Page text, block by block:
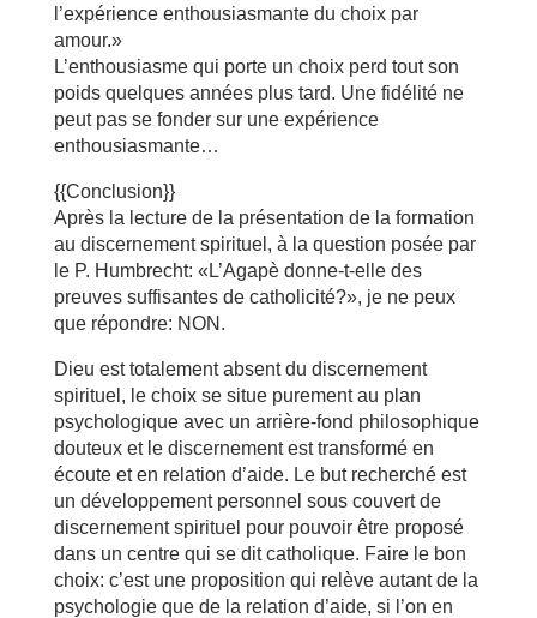
l’expérience enthousiasmante du choix par
amour.»
L’enthousiasme qui porte un choix perd tout son
poids quelques années plus tard. Une fidélité ne
peut pas se fonder sur une expérience
enthousiasmante…
{{Conclusion}}
Après la lecture de la présentation de la formation
au discernement spirituel, à la question posée par
le P. Humbrecht: «L’Agapè donne-t-elle des
preuves suffisantes de catholicité?», je ne peux
que répondre: NON.
Dieu est totalement absent du discernement
spirituel, le choix se situe purement au plan
psychologique avec un arrière-fond philosophique
douteux et le discernement est transformé en
écoute et en relation d’aide. Le but recherché est
un développement personnel sous couvert de
discernement spirituel pour pouvoir être proposé
dans un centre qui se dit catholique. Faire le bon
choix: c’est une proposition qui relève autant de la
psychologie que de la relation d’aide, si l’on en